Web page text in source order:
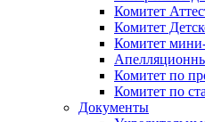
Комитет
Комитет
Комитет
Комитет по
Комитет по
Документы